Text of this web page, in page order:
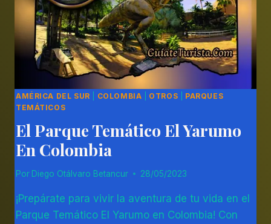
FAMILIA
AMÉRICA DEL SUR COLOMBIA OTROS
PARQUES
TEMÁTICOS
El Parque Temático El Yarumo
En Colombia
Por Diego Otálvaro Betancur 28/05/2023
¡Prepárate para vivir la aventura de tu vida en el
Parque Temático El Yarumo en Colombia! Con